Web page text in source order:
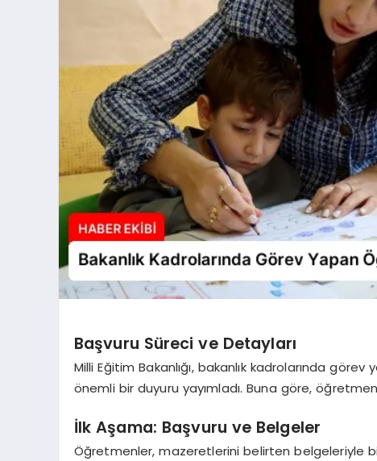
Başvuru Süreci ve Detayları
Milli Eğitim Bakanlığı, bakanlık kadrolarında
önemli bir duyuru yayımladı. Buna göre,
İlk Aşama: Başvuru ve Belgeler
Öğretmenler, mazeretlerini belirten belgeleriyle